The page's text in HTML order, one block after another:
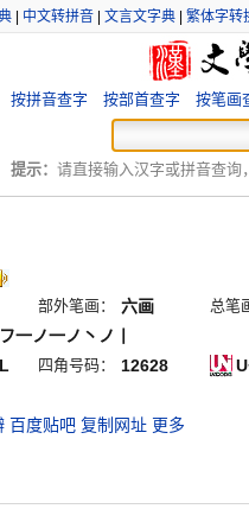
中文转拼音 文言文字典 繁体字转
按拼音查字 按部首查字 按笔画
提示： 请直接输入汉字或拼音查询
部外笔画： 六画
总笔
一ノ一ノ丶ノ丨
四角号码： 12628
百度贴吧 复制网址 更多